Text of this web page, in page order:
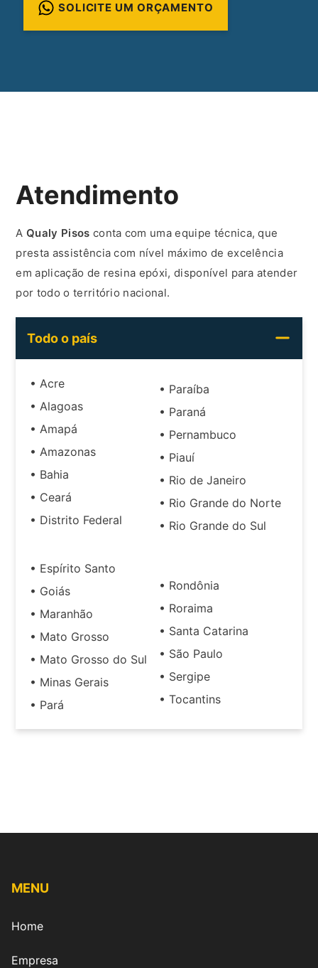
SOLICITE UM ORÇAMENTO
Atendimento
AQualy Pisos conta com uma equipe técnica, que
presta assistência com nível máximo de excelência
em aplicação de resina epóxi, disponível para atender
por todo o território nacional.
Todo o país
• Acre
• Alagoas
• Amapá
• Amazonas
• Bahia
• Ceará
• Distrito Federal
• Espírito Santo
• Goiás
• Maranhão
• Mato Grosso
• Mato Grosso do Sul
• Minas Gerais
• Pará
• Paraíba
• Paraná
• Pernambuco
• Piauí
• Rio de Janeiro
• Rio Grande do Norte
• Rio Grande do Sul
• Rondônia
• Roraima
• Santa Catarina
• São Paulo
• Sergipe
• Tocantins
MENU
Home
Empresa